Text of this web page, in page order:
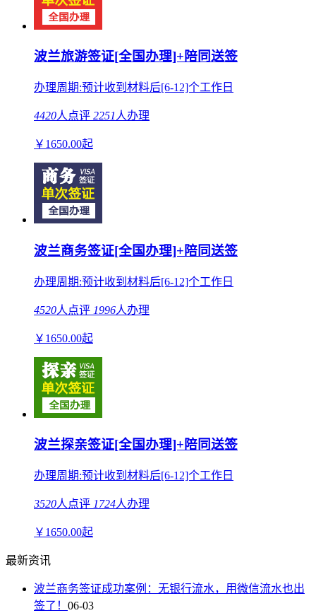
波兰旅游签证[全国办理]+陪同送签
办理周期:预计收到材料后[6-12]个工作日
4420人点评 2251 人办理
￥ 1650.00起
波兰商务签证[全国办理]+陪同送签
办理周期:预计收到材料后[6-12]个工作日
4520人点评 1996人办理
￥ 1650.00起
波兰探亲签证[全国办理]+陪同送签
办理周期:预计收到材料后[6-12]个工作日
3520人点评 1724人办理
￥ 1650.00起
最新资讯
波兰商务签证成功案例：无银行流水，用微信流水也出
签了！ 06-03